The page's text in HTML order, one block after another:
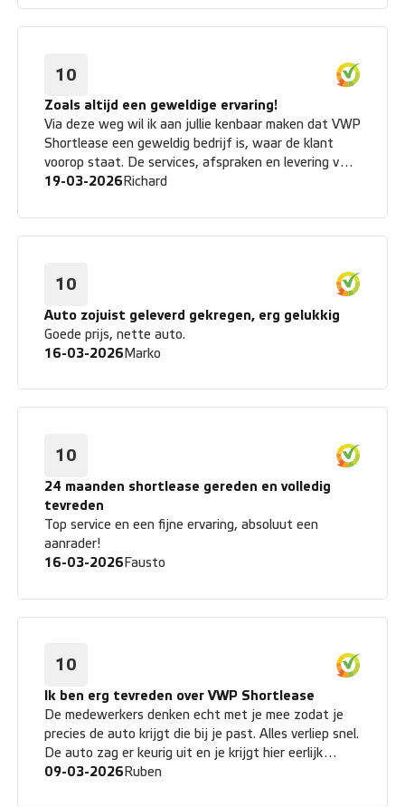
10
Zoals altijd een geweldige ervaring!
Via deze weg wil ik aan jullie kenbaar maken dat VWP
Shortlease een geweldig bedrijf is, waar de klant
voorop staat. De services, afspraken en levering van
kwalitatief goede auto's geven mij het gevoel dat
bereikbaarheid is op en top! Vergeleken met andere
leasemaatschappijen (die ik ervaren heb) is VWP nog
uitgevoerd en bedank ik iedereen bij VWP hiervoor.
fantastisch en zeer blij mee. Dank je wel. Ik ben al
geruime 11 jaar klant en zeer tevreden meer dan 5
sterren waard. Met vriendelijke groet, Richard
19-03-2026Richard
10
Auto zojuist geleverd gekregen, erg gelukkig
Goede prijs, nette auto.
16-03-2026 Marko
10
24 maanden shortlease gereden en volledig
tevreden
Top service en een fijne ervaring, absoluut een
aanrader!
16-03-2026 Fausto
10
Ik ben erg tevreden over VWP Shortlease
De medewerkers denken echt met je mee zodat je
precies de auto krijgt die bij je past. Alles verliep snel.
De auto zag er keurig uit en je krijgt hier eerlijk
advies in plaats van een standaard verkooppraatje.
09-03-2026 Ruben